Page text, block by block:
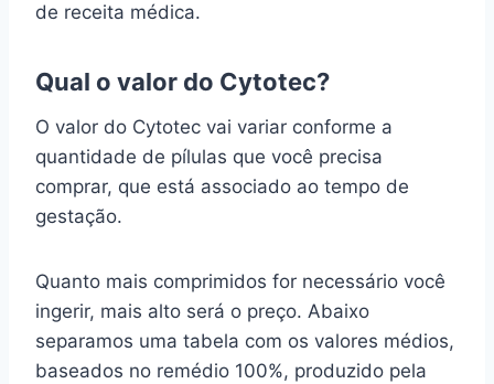
de receita médica.
Qual o valor do Cytotec?
O valor do Cytotec vai variar conforme a
quantidade de pílulas que você precisa
comprar, que está associado ao tempo de
gestação.
Quanto mais comprimidos for necessário você
ingerir, mais alto será o preço. Abaixo
separamos uma tabela com os valores médios,
baseados no remédio 100%, produzido pela